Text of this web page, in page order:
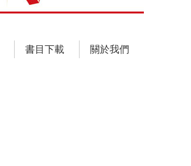
書目下載 關於我們